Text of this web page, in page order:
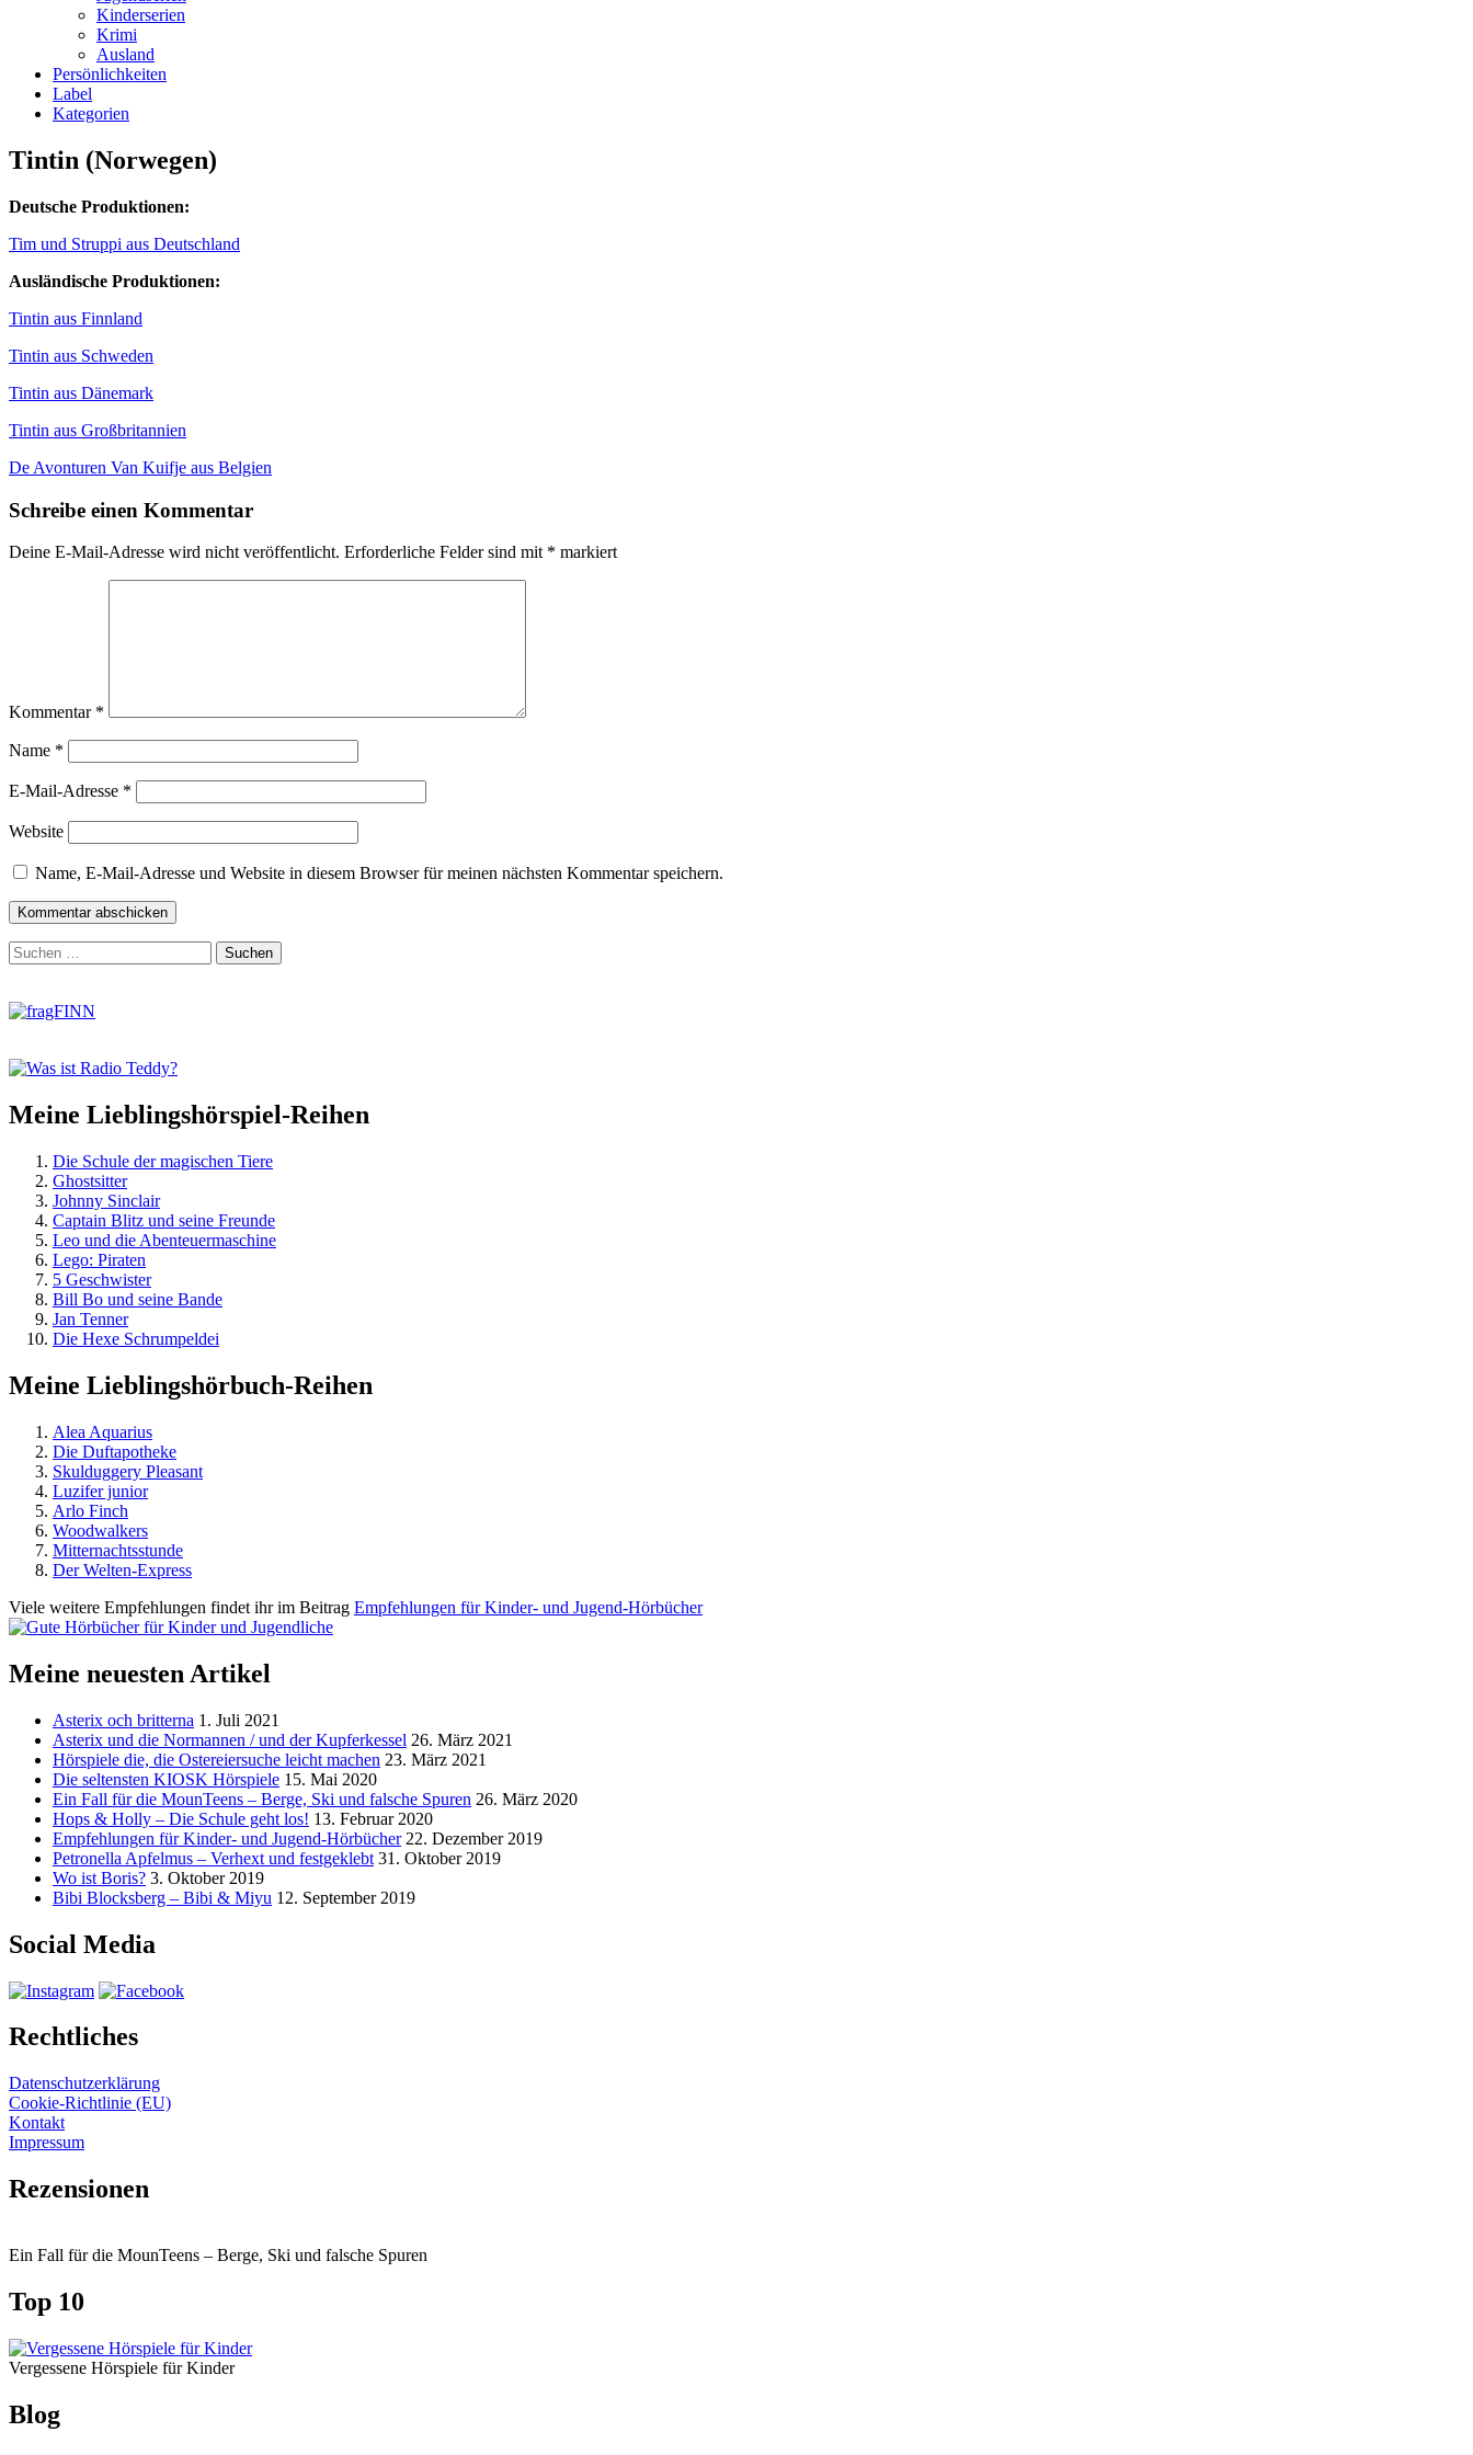
Kinderserien
Krimi
Ausland
Persönlichkeiten
Label
Kategorien
Tintin (Norwegen)
Deutsche Produktionen:
Tim und Struppi aus Deutschland
Ausländische Produktionen:
Tintin aus Finnland
Tintin aus Schweden
Tintin aus Dänemark
Tintin aus Großbritannien
De Avonturen Van Kuifje aus Belgien
Schreibe einen Kommentar
Deine E-Mail-Adresse wird nicht veröffentlicht. Erforderliche Felder sind mit * markiert
Kommentar *
Name *
E-Mail-Adresse *
Website
Name, E-Mail-Adresse und Website in diesem Browser für meinen nächsten Kommentar speichern.
Zum
Footer
Suchen
nach:
Meine Lieblingshörspiel-Reihen
Die Schule der magischen Tiere
Ghostsitter
Johnny Sinclair
Captain Blitz und seine Freunde
Leo und die Abenteuermaschine
Lego: Piraten
5 Geschwister
Bill Bo und seine Bande
Jan Tenner
Die Hexe Schrumpeldei
Meine Lieblingshörbuch-Reihen
Alea Aquarius
Die Duftapotheke
Skulduggery Pleasant
Luzifer junior
Arlo Finch
Woodwalkers
Mitternachtsstunde
Der Welten-Express
Viele weitere Empfehlungen findet ihr im Beitrag Empfehlungen für Kinder- und Jugend-Hörbücher
Meine neuesten Artikel
Asterix och britterna 1. Juli 2021
Asterix und die Normannen / und der Kupferkessel 26. März 2021
Hörspiele die, die Ostereiersuche leicht machen 23. März 2021
Die seltensten KIOSK Hörspiele 15. Mai 2020
Ein Fall für die MounTeens – Berge, Ski und falsche Spuren 26. März 2020
Hops & Holly – Die Schule geht los! 13. Februar 2020
Empfehlungen für Kinder- und Jugend-Hörbücher 22. Dezember 2019
Petronella Apfelmus – Verhext und festgeklebt 31. Oktober 2019
Wo ist Boris? 3. Oktober 2019
Bibi Blocksberg – Bibi & Miyu 12. September 2019
Social Media
Rechtliches
Datenschutzerklärung
Cookie-Richtlinie (EU)
Kontakt
Impressum
Rezensionen
Ein Fall für die MounTeens – Berge, Ski und falsche Spuren
Top 10
Vergessene Hörspiele für Kinder
Blog